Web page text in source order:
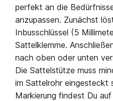
perfekt an die
anzupassen. Zunächst
Inbusschlüssel (5
Sattelklemme.
nach oben oder unten
Die Sattelstütze muss
im Sattelrohr eingesteckt
Markierung findest Du